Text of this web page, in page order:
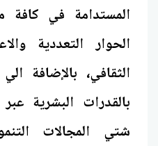
المستدامة في كافة
الحوار التعددية
الثقافي، بالإضافة
بالقدرات البشرية
شتي المجالات